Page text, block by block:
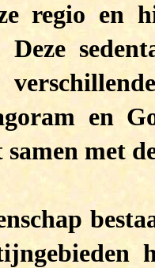
regio en
en
samen met